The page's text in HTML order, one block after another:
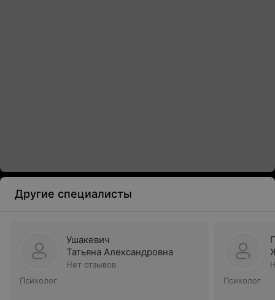
Другие специалисты
Ушакевич
Татьяна Александровна
Нет отзывов
Психолог
Психолог